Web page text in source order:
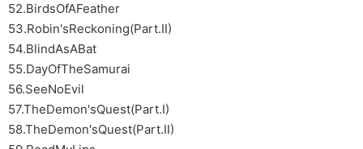
52.BirdsOfAFeather
53.Robin'sReckoning(Part.II)
54.BlindAsABat
55.DayOfTheSamurai
56.SeeNoEvil
57.TheDemon'sQuest(Part.I)
58.TheDemon'sQuest(Part.II)